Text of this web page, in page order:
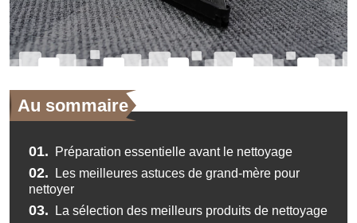
Au sommaire
01. Préparation essentielle avant le nettoyage
02.
Les meilleures astuces de grand-mère pour
nettoyer
03. La sélection des meilleurs produits de nettoyage